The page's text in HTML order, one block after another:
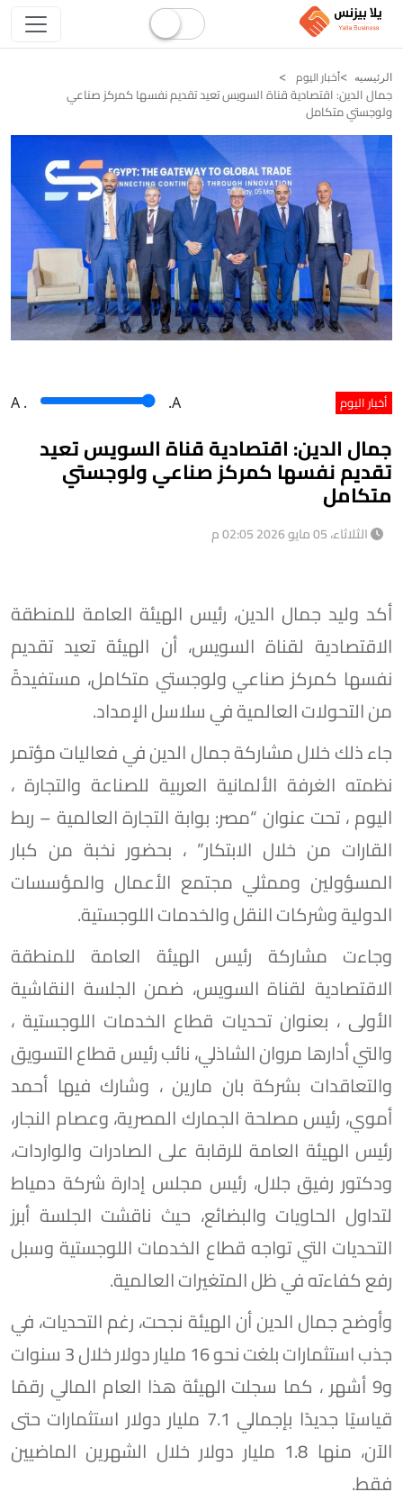
الرئيسيه أخبار اليوم
جمال الدين: اقتصادية قناة السويس تعيد تقديم نفسها كمركز صناعي
ولوجستي متكامل
أخبار اليوم A . .A
جمال الدين: اقتصادية قناة السويس تعيد
تقديم نفسها كمركز صناعي ولوجستي
متكامل
الثلاثاء، 05 مايو 2026 02:05 م
أكد وليد جمال الدين، رئيس الهيئة العامة للمنطقة
الاقتصادية لقناة السويس، أن الهيئة تعيد تقديم
نفسها كمركز صناعي ولوجستي متكامل، مستفيدةً
من التحولات العالمية في سلاسل الإمداد.
جاء ذلك خلال مشاركة جمال الدين في فعاليات مؤتمر
نظمته الغرفة الألمانية العربية للصناعة والتجارة ،
اليوم ، تحت عنوان “مصر: بوابة التجارة العالمية – ربط
القارات من خلال الابتكار” ، بحضور نخبة من كبار
المسؤولين وممثلي مجتمع الأعمال والمؤسسات
الدولية وشركات النقل والخدمات اللوجستية.
وجاءت مشاركة رئيس الهيئة العامة للمنطقة
الاقتصادية لقناة السويس، ضمن الجلسة النقاشية
الأولى ، بعنوان تحديات قطاع الخدمات اللوجستية ،
والتي أدارها مروان الشاذلي، نائب رئيس قطاع التسويق
والتعاقدات بشركة بان مارين ، وشارك فيها أحمد
أموي، رئيس مصلحة الجمارك المصرية، وعصام النجار،
رئيس الهيئة العامة للرقابة على الصادرات والواردات،
ودكتور رفيق جلال، رئيس مجلس إدارة شركة دمياط
لتداول الحاويات والبضائع، حيث ناقشت الجلسة أبرز
التحديات التي تواجه قطاع الخدمات اللوجستية وسبل
رفع كفاءته في ظل المتغيرات العالمية.
وأوضح جمال الدين أن الهيئة نجحت، رغم التحديات، في
جذب استثمارات بلغت نحو 16 مليار دولار خلال 3 سنوات
و9 أشهر ، كما سجلت الهيئة هذا العام المالي رقمًا
قياسيًا جديدًا بإجمالي 7.1 مليار دولار استثمارات حتى
الآن، منها 1.8 مليار دولار خلال الشهرين الماضيين
فقط.